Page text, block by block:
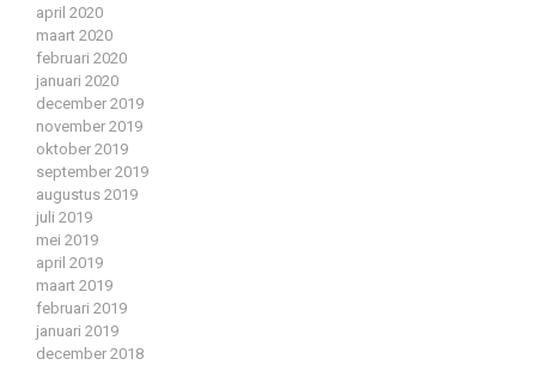
april 2020
maart 2020
februari 2020
januari 2020
december 2019
november 2019
oktober 2019
september 2019
augustus 2019
juli 2019
mei 2019
april 2019
maart 2019
februari 2019
januari 2019
december 2018